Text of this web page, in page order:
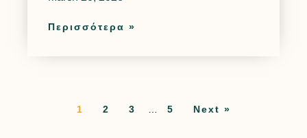
Περισσότερα »
1 2 3 5 Next »